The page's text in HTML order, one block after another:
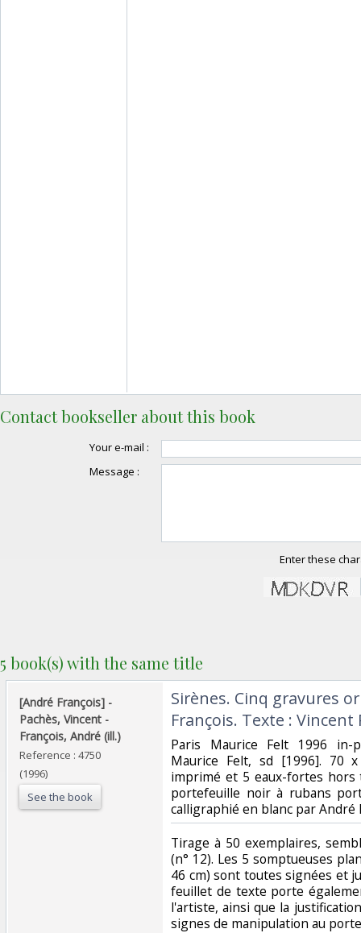
Contact bookseller about this book
Your e-mail :
Message :
Enter these
5 book(s) with the same title
‎[André François] - ‎
‎Pachès, Vincent -
François, André (ill.)‎
Reference : 4750
(1996)
See the book
‎Sirènes. Cinq gravures
François. Texte : Vincent
‎Paris Maurice Felt 1996
Maurice Felt, sd [1996]. 70
imprimé et 5 eaux-fortes
portefeuille noir à rubans
calligraphié en blanc par André
‎Tirage à 50 exemplaires,
(n° 12). Les 5 somptueuses
46 cm) sont toutes signées et
feuillet de texte porte
l'artiste, ainsi que la
signes de manipulation au